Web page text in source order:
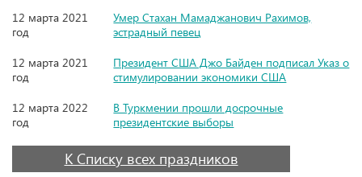
12 марта 2021
год
Умер Стахан Мамаджанович Рахимов,
эстрадный певец
12 марта 2021
год
Президент США Джо Байден подписал Указ о
стимулировании экономики США
12 марта 2022
год
В Туркмении прошли досрочные
президентские выборы
К Списку всех праздников